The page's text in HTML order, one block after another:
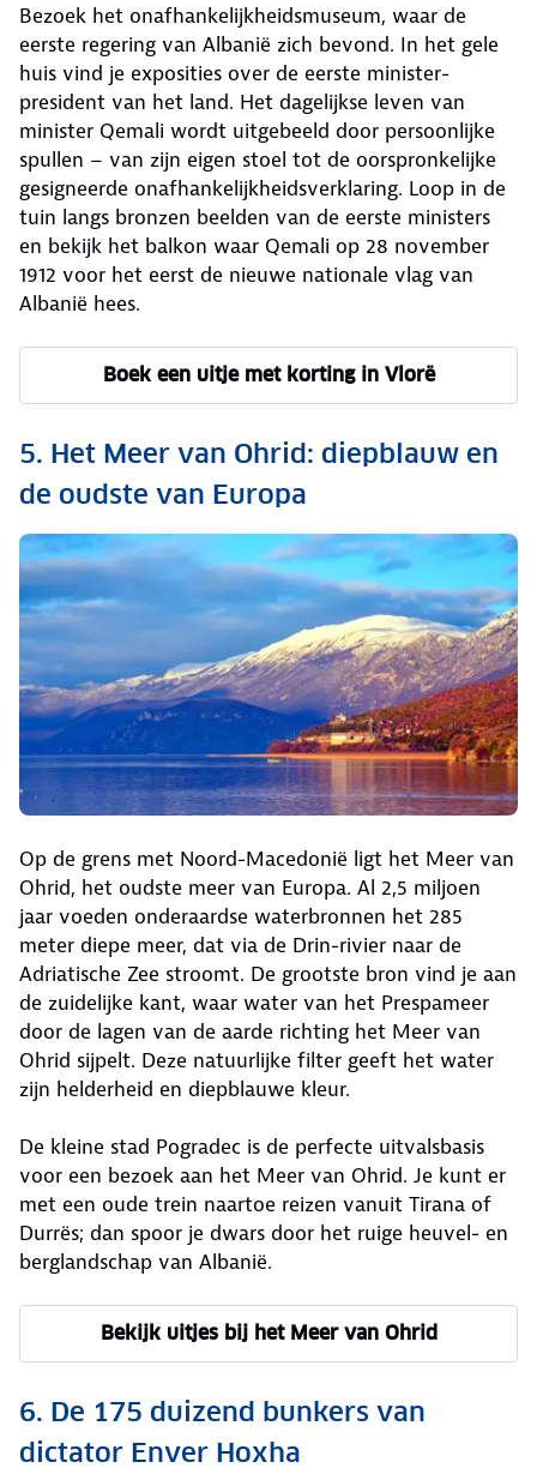
Bezoek het onafhankelijkheidsmuseum, waar de
eerste regering van Albanië zich bevond. In het gele
huis vind je exposities over de eerste minister-
president van het land. Het dagelijkse leven van
minister Qemali wordt uitgebeeld door persoonlijke
spullen – van zijn eigen stoel tot de oorspronkelijke
gesigneerde onafhankelijkheidsverklaring. Loop in de
tuin langs bronzen beelden van de eerste ministers
en bekijk het balkon waar Qemali op 28 november
1912 voor het eerst de nieuwe nationale vlag van
Albanië hees.
Boek een uitje met korting in Vlorë
5. Het Meer van Ohrid: diepblauw en
de oudste van Europa
Op de grens met Noord-Macedonië ligt het Meer van
Ohrid, het oudste meer van Europa. Al 2,5 miljoen
jaar voeden onderaardse waterbronnen het 285
meter diepe meer, dat via de Drin-rivier naar de
Adriatische Zee stroomt. De grootste bron vind je aan
de zuidelijke kant, waar water van het Prespameer
door de lagen van de aarde richting het Meer van
Ohrid sijpelt. Deze natuurlijke filter geeft het water
zijn helderheid en diepblauwe kleur.
De kleine stad Pogradec is de perfecte uitvalsbasis
voor een bezoek aan het Meer van Ohrid. Je kunt er
met een oude trein naartoe reizen vanuit Tirana of
Durrës; dan spoor je dwars door het ruige heuvel- en
berglandschap van Albanië.
Bekijk uitjes bij het Meer van Ohrid
6. De 175 duizend bunkers van
dictator Enver Hoxha